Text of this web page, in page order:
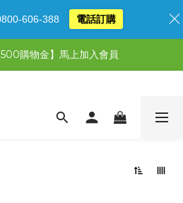
館滿1,000送500購物金！
5選3，最高現省1,770元
500購物金】馬上加入會員
606-388 電話訂購